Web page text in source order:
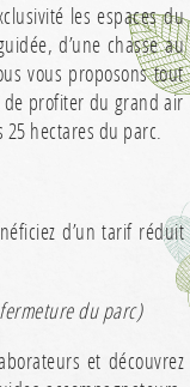
les espaces du
d’une chasse au
vous proposons tout
profiter du grand air
hectares du parc.
d’un tarif réduit
du parc)
et découvrez